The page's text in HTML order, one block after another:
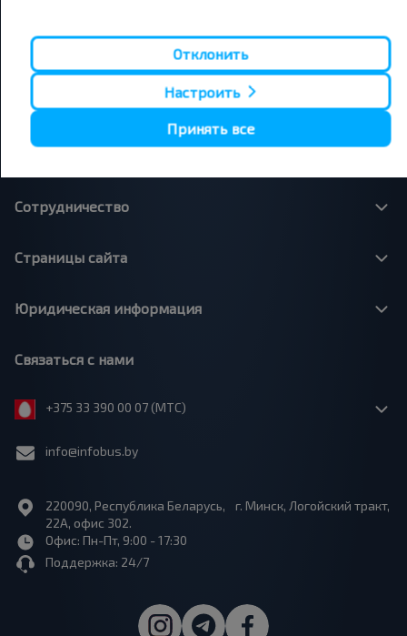
Минск - Вильнюс
Минск - Москва
Сотрудничество
Страницы сайта
Юридическая информация
Связаться с нами
+375 33 390 00 07 (МТС)
info@infobus.by
220090, Республика Беларусь, г. Минск, Логойский тракт,
22А, офис 302.
Офис: Пн-Пт, 9:00 - 17:30
Поддержка: 24/7
Отклонить
Настроить
Принять все